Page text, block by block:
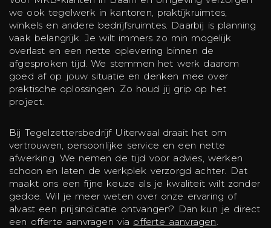
we ook tegelwerk in kantoren, praktijkruimtes,
winkels en andere bedrijfsruimtes. Daarbij is planning
vaak belangrijk. Je wilt immers zo min mogelijk
overlast en een nette oplevering binnen de
afgesproken tijd. We stemmen het werk daarom
goed af op jouw situatie en denken mee over
praktische oplossingen. Zo houd jij grip op het
project.
Bij Tegelzettersbedrijf Uiterwaal draait het om
vertrouwen, persoonlijke service en een nette
afwerking. We nemen de tijd voor advies, werken
schoon en laten de werkplek verzorgd achter. Dat
maakt ons een fijne keuze als je kwaliteit wilt zonder
gedoe. Wil je meer weten over onze ervaring of
alvast een prijsindicatie ontvangen? Dan kun je direct
een offerte aanvragen via offerte aanvragen.